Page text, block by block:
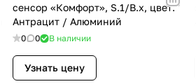
сенсор «Комфорт», S.1/B.x, цвет:
Антрацит / Алюминий
0 0 В наличии
Узнать цену